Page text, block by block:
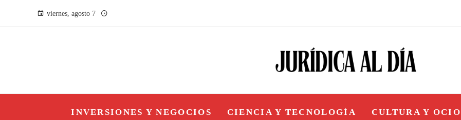
viernes, agosto 7
INVERSIONES Y NEGOCIOS CIENCIA Y TECNOLOGÍA CULTURA Y OCIO